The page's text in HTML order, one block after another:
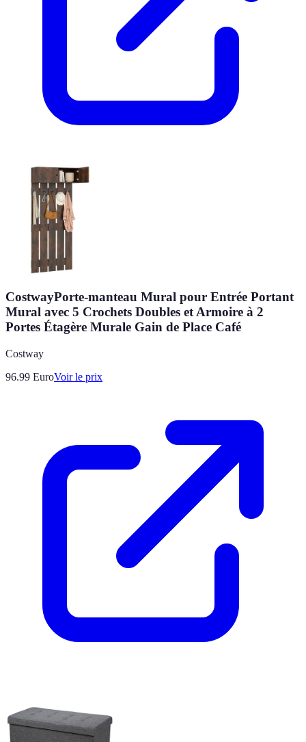
CostwayPorte-manteau Mural pour Entrée Portant
Mural avec 5 Crochets Doubles et Armoire à 2
Portes Étagère Murale Gain de Place Café
Costway
96.99 EuroVoir le prix